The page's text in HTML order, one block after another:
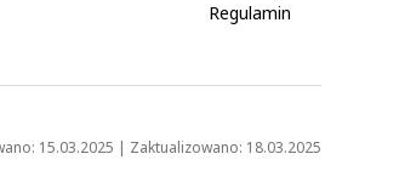
Regulamin
15.03.2025 | Zaktualizowano: 18.03.2025